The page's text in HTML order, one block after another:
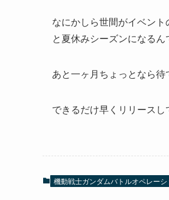
なにかしら世間がイベン
と夏休みシーズンになるん
あと一ヶ月ちょっとなら待
できるだけ早くリリースし
機動戦士ガンダムバトルオペレーシ